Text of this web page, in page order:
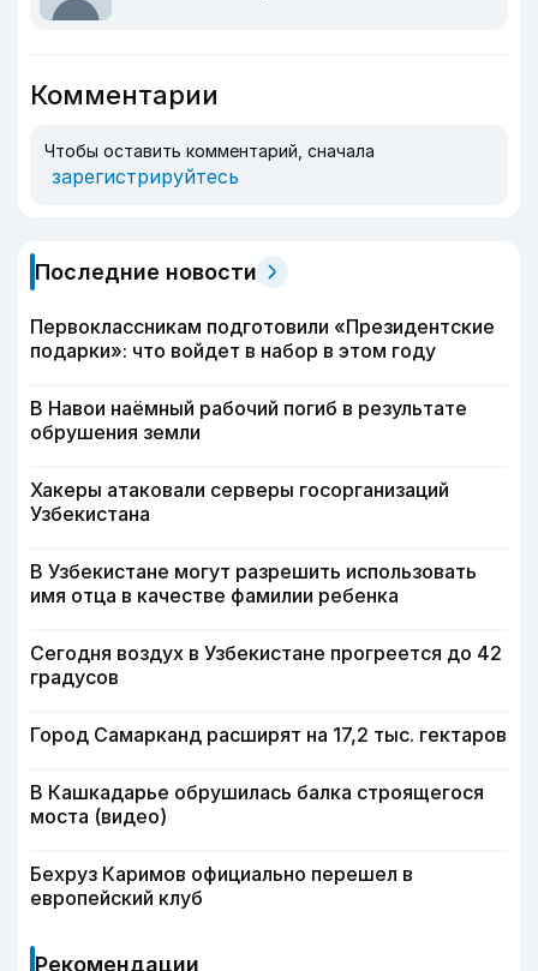
Комментарии
Чтобы оставить комментарий, сначала
зарегистрируйтесь
Последние новости
Первоклассникам подготовили «Президентские
подарки»: что войдет в набор в этом году
В Навои наёмный рабочий погиб в результате
обрушения земли
Хакеры атаковали серверы госорганизаций
Узбекистана
В Узбекистане могут разрешить использовать
имя отца в качестве фамилии ребенка
Сегодня воздух в Узбекистане прогреется до 42
градусов
Город Самарканд расширят на 17,2 тыс. гектаров
В Кашкадарье обрушилась балка строящегося
моста (видео)
Бехруз Каримов официально перешел в
европейский клуб
Рекомендации